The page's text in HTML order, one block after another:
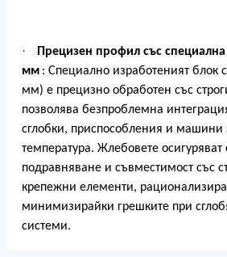
·
Прецизен профил със
мм : Специално изработеният блок
мм) е прецизно обработен със
позволява безпроблемна
сглобки, приспособления и машини
температура. Жлебовете
подравняване и съвместимост със
крепежни елементи,
минимизирайки грешките при
системи.